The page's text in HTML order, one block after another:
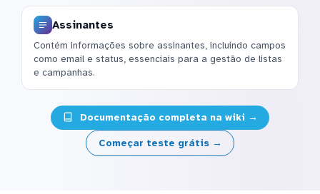
Assinantes
Contém informações sobre assinantes, incluindo campos
como email e status, essenciais para a gestão de listas
e campanhas.
Documentação completa na wiki →
Começar teste grátis →